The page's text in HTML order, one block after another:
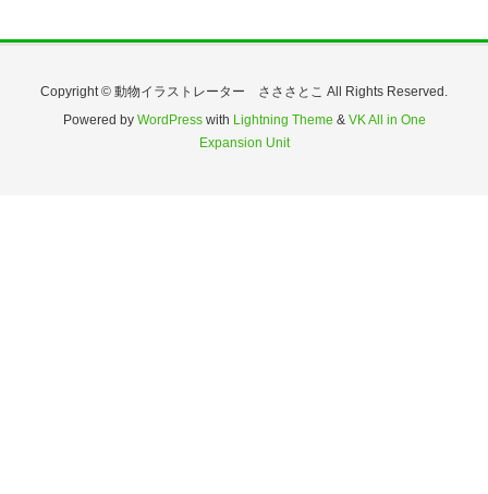
Copyright © 動物イラストレーター さささとこ All Rights Reserved.
Powered by WordPresswith Lightning Theme & VK All in One
Expansion Unit